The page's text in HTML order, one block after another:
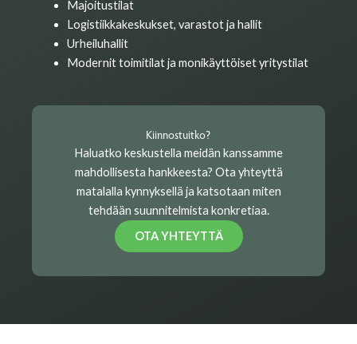
Majoitustilat
Logistiikkakeskukset, varastot ja hallit
Urheiluhallit
Modernit toimitilat ja monikäyttöiset yritystilat
Kiinnostuitko?
Haluatko keskustella meidän kanssamme
mahdollisesta hankkeesta? Ota yhteyttä
matalalla kynnyksellä ja katsotaan miten
tehdään suunnitelmista konkretiaa.
OTA YHTEYTTÄ